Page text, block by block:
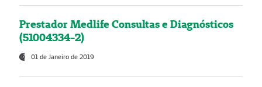
Prestador Medlife Consultas e Diagnósticos
(51004334-2)
01 de Janeiro de 2019